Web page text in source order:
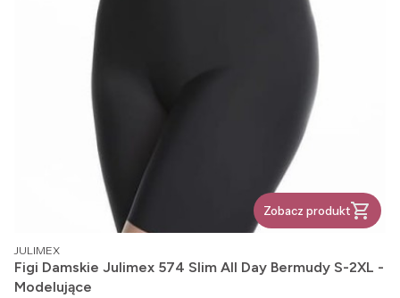
Zobacz produkt
PRODUCENT
JULIMEX
Figi Damskie Julimex 574 Slim All Day Bermudy S-2XL -
Modelujące